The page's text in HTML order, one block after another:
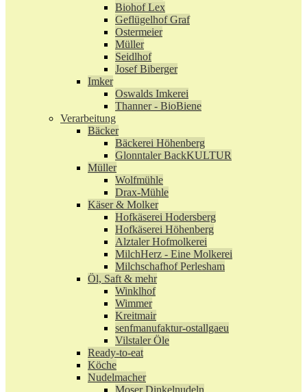
Biohof Lex
Geflügelhof Graf
Ostermeier
Müller
Seidlhof
Josef Biberger
Imker
Oswalds Imkerei
Thanner - BioBiene
Verarbeitung
Bäcker
Bäckerei Höhenberg
Glonntaler BackKULTUR
Müller
Wolfmühle
Drax-Mühle
Käser & Molker
Hofkäserei Hodersberg
Hofkäserei Höhenberg
Alztaler Hofmolkerei
MilchHerz - Eine Molkerei
Milchschafhof Perlesham
Öl, Saft & mehr
Winklhof
Wimmer
Kreitmair
senfmanufaktur-ostallgaeu
Vilstaler Öle
Ready-to-eat
Köche
Nudelmacher
Moser Dinkelnudeln